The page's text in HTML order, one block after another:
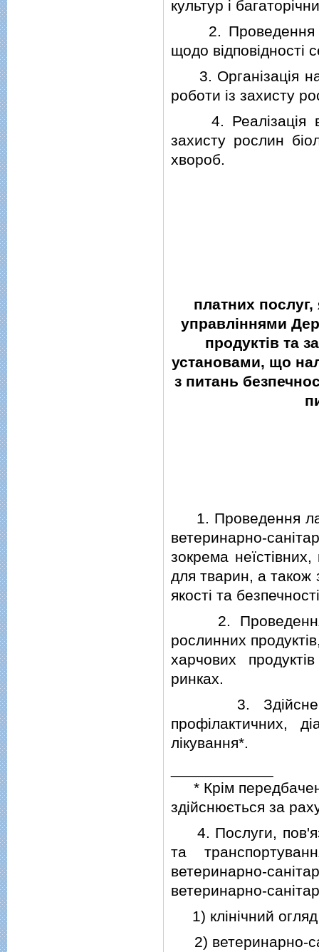
культур i
2. Проведення
щодо вiдповiдностi
3. Органiзацiя
роботи iз захисту
4. Реалiзацiя
захисту рослин
хвороб.
платних
управлiннями
продуктiв та
установами, що
з питань
1. Проведення
ветеринарно-
зокрема
для тварин, а також
якостi та
2. Проведення
рослинних
харчових
ринках.
3. Здiйснення
профiлактичних,
лiкування*.
* Крiм
здiйснюється за
4. Послуги,
та
ветеринарно-
ветеринарно-
1) клiнiчний огляд
2) ветеринарно-